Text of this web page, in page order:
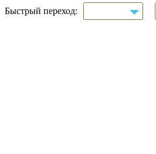
Быстрый переход: